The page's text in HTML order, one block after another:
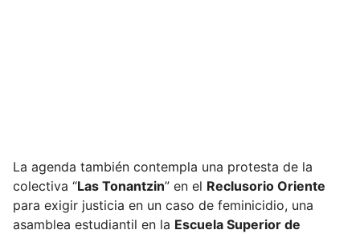
La agenda también contempla una protesta de la
colectiva “Las Tonantzin” en el Reclusorio Oriente
para exigir justicia en un caso de feminicidio, una
asamblea estudiantil en la Escuela Superior de